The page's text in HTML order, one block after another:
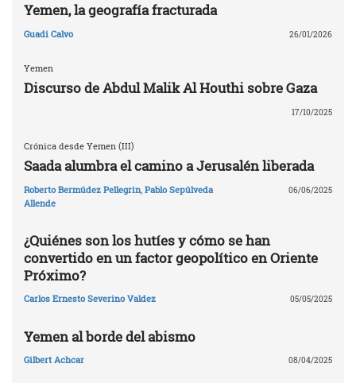
Yemen, la geografía fracturada
Guadi Calvo 26/01/2026
Yemen
Discurso de Abdul Malik Al Houthi sobre Gaza
17/10/2025
Crónica desde Yemen (III)
Saada alumbra el camino a Jerusalén liberada
Roberto Bermúdez Pellegrin, Pablo Sepúlveda
Allende
06/06/2025
¿Quiénes son los hutíes y cómo se han
convertido en un factor geopolítico en Oriente
Próximo?
Carlos Ernesto Severino Valdez 05/05/2025
Yemen al borde del abismo
Gilbert Achcar 08/04/2025